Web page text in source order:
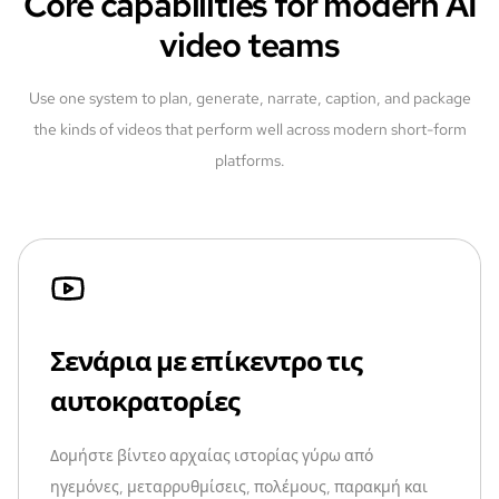
video teams
Use one system to plan, generate, narrate, caption, and package
the kinds of videos that perform well across modern short-form
platforms.
Σενάρια με επίκεντρο τις
αυτοκρατορίες
Δομήστε βίντεο αρχαίας ιστορίας γύρω από
ηγεμόνες, μεταρρυθμίσεις, πολέμους, παρακμή και